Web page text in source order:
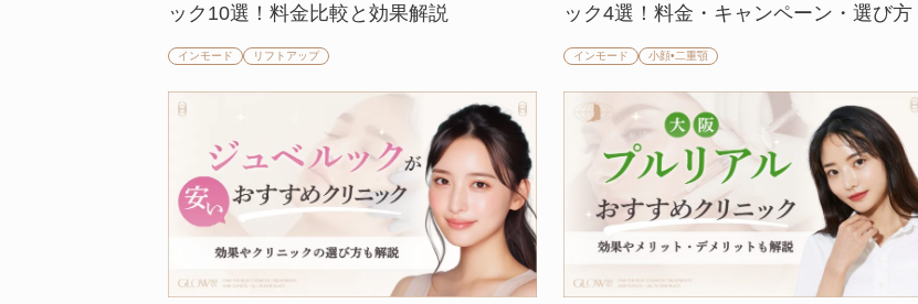
ック10選！料金比較と効果解説
インモード リフトアップ
ック4選！料金・キャンペーン・選び方
インモード 小顔•二重顎